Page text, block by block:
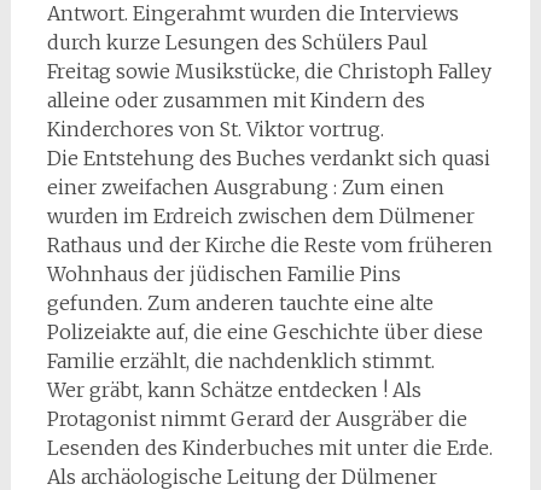
Antwort. Eingerahmt wurden die Interviews
durch kurze Lesungen des Schülers Paul
Freitag sowie Musikstücke, die Christoph Falley
alleine oder zusammen mit Kindern des
Kinderchores von St. Viktor vortrug.
Die Entstehung des Buches verdankt sich quasi
einer zweifachen Ausgrabung : Zum einen
wurden im Erdreich zwischen dem Dülmener
Rathaus und der Kirche die Reste vom früheren
Wohnhaus der jüdischen Familie Pins
gefunden. Zum anderen tauchte eine alte
Polizeiakte auf, die eine Geschichte über diese
Familie erzählt, die nachdenklich stimmt.
Wer gräbt, kann Schätze entdecken ! Als
Protagonist nimmt Gerard der Ausgräber die
Lesenden des Kinderbuches mit unter die Erde.
Als archäologische Leitung der Dülmener